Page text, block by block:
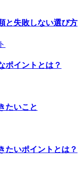
と失敗しない選び方
ポイントとは？
たいこと
たいポイントとは？